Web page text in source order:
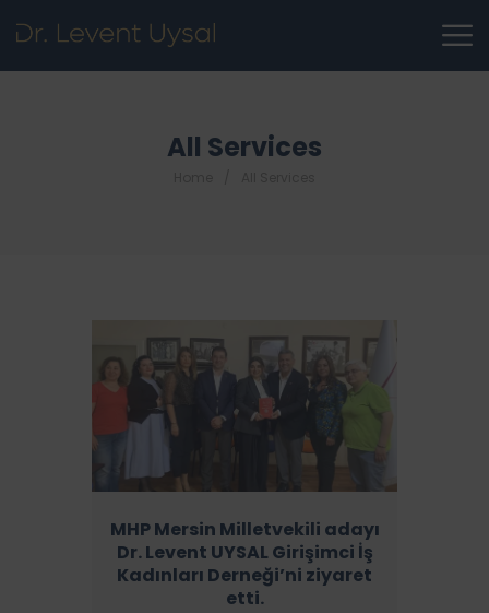
All Services
MHP Mersin Milletvekili adayı
Dr. Levent UYSAL Girişimci İş
Kadınları Derneği’ni ziyaret
etti.